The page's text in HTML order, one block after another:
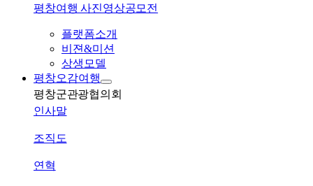
평창여행 사진영상공모전
플랫폼소개
비젼&미션
상생모델
평창오감여행
평창군관광협의회
인사말
조직도
연혁